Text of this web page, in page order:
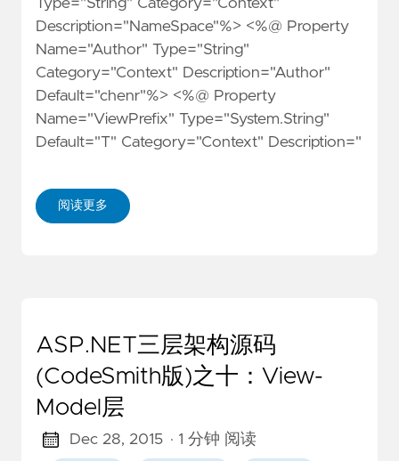
Type="String" Category="Context"
Description="NameSpace"%> <%@ Property
Name="Author" Type="String"
Category="Context" Description="Author"
Default="chenr"%> <%@ Property
Name="ViewPrefix" Type="System.String"
Default="T" Category="Context" Description="
阅读更多
ASP.NET三层架构源码
(CodeSmith版)之十：View-
Model层
Dec 28, 2015 · 1 分钟 阅读